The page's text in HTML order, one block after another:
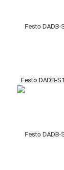
Festo DADB-